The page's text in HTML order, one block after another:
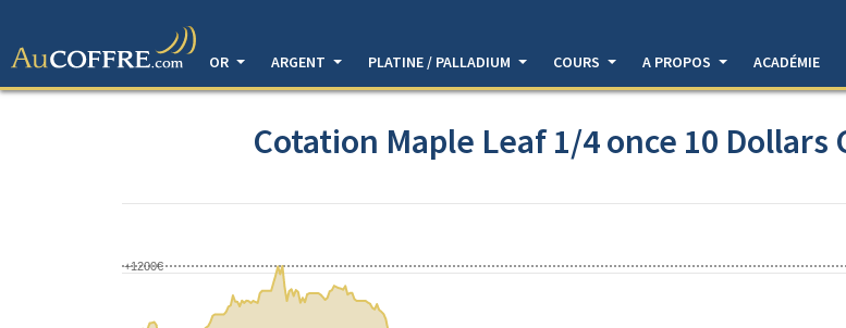
OR
ARGENT PLATINE / PALLADIUM COURS A PROPOS ACADÉMIE
Cotation Maple Leaf 1/4 once 10 Dollars
+1200€